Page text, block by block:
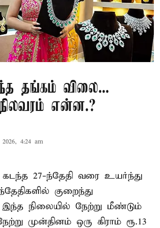
தங்கம் விலை...
என்ன.?
4:24 am
27-ந்தேதி வரை உயர்ந்து
குறைந்து
நிலையில் நேற்று மீண்டும்
முன்தினம் ஒரு கிராம் ரூ.13